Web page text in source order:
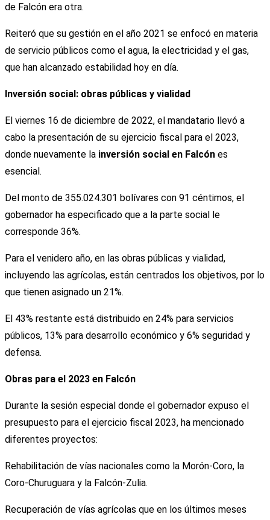
de Falcón era otra.
Reiteró que su gestión en el año 2021 se enfocó en materia
de servicio públicos como el agua, la electricidad y el gas,
que han alcanzado estabilidad hoy en día.
Inversión social: obras públicas y vialidad
El viernes 16 de diciembre de 2022, el mandatario llevó a
cabo la presentación de su ejercicio fiscal para el 2023,
donde nuevamente la inversión social en Falcón es
esencial.
Del monto de 355.024.301 bolívares con 91 céntimos, el
gobernador ha especificado que a la parte social le
corresponde 36%.
Para el venidero año, en las obras públicas y vialidad,
incluyendo las agrícolas, están centrados los objetivos, por lo
que tienen asignado un 21%.
El 43% restante está distribuido en 24% para servicios
públicos, 13% para desarrollo económico y 6% seguridad y
defensa.
Obras para el 2023 en Falcón
Durante la sesión especial donde el gobernador expuso el
presupuesto para el ejercicio fiscal 2023, ha mencionado
diferentes proyectos:
Rehabilitación de vías nacionales como la Morón-Coro, la
Coro-Churuguara y la Falcón-Zulia.
Recuperación de vías agrícolas que en los últimos meses